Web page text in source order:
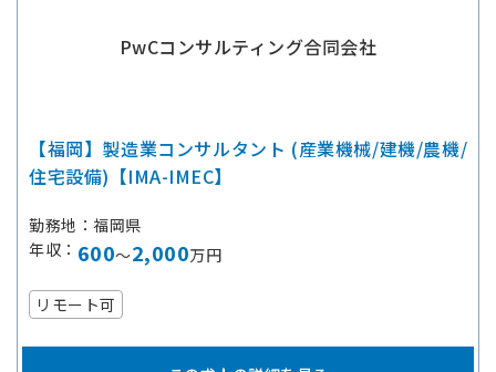
PwCコンサルティング合同会社
【福岡】製造業コンサルタント (産業機械/建機/農機/
住宅設備)【IMA-IMEC】
勤務地
福岡県
年収
600～2,000万円
リモート可